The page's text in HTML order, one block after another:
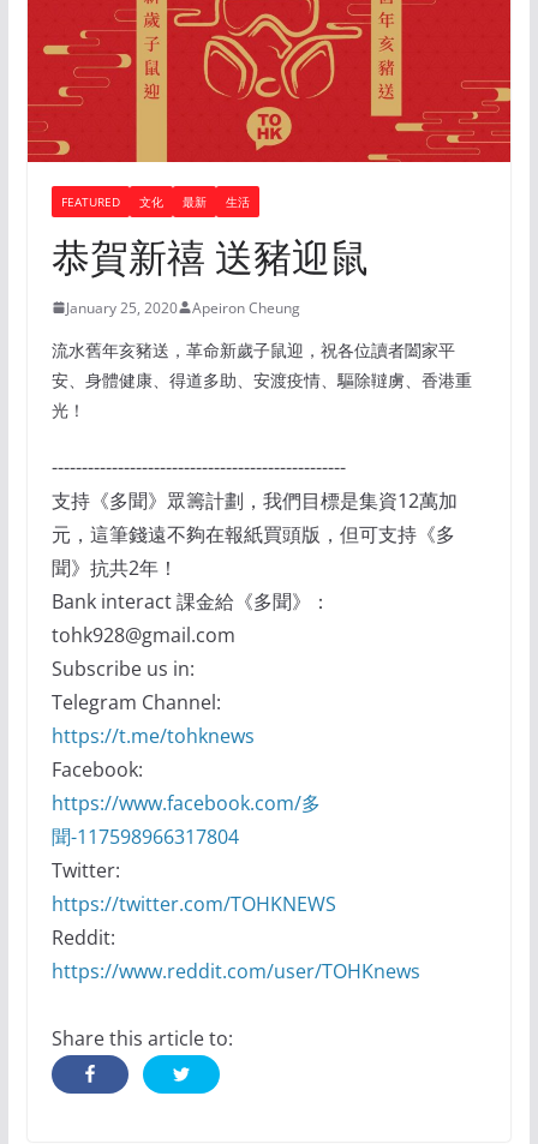
FEATURED 文化 最新 生活
恭賀新禧 送豬迎鼠
January 25, 2020 Apeiron Cheung
流水舊年亥豬送，革命新歲子鼠迎，祝各位讀者闔家平
安、身體健康、得道多助、安渡疫情、驅除韃虜、香港重
光！
-------------------------------------------------
支持《多聞》眾籌計劃，我們目標是集資12萬加
元，這筆錢遠不夠在報紙買頭版，但可支持《多
聞》抗共2年！
Bank interact 課金給《多聞》：
tohk928@gmail.com
Subscribe us in:
Telegram Channel:
https://t.me/tohknews
Facebook:
https://www.facebook.com/多
聞-117598966317804
Twitter:
https://twitter.com/TOHKNEWS
Reddit:
https://www.reddit.com/user/TOHKnews
Share this article to: